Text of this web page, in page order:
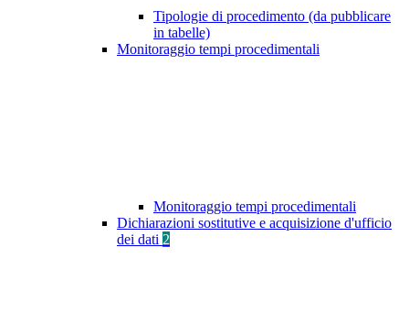
Tipologie di procedimento (da pubblicare
in tabelle)
Monitoraggio tempi procedimentali
Monitoraggio tempi procedimentali
Dichiarazioni sostitutive e acquisizione d'ufficio
dei dati 2